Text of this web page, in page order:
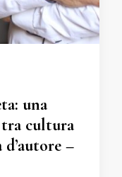
una
tra cultura
–